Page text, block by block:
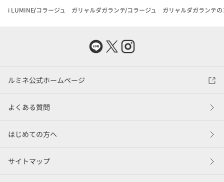
i LUMINE コラージュ ガリャルダガランテ コラージュ ガリャルダガランテ
ルミネ公式ホームページ
よくある質問
はじめての方へ
サイトマップ